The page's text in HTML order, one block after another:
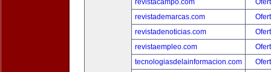
revistacampo.com
revistademarcas.com
revistadenoticias.com
revistaempleo.com
tecnologiasdelainformacion.com